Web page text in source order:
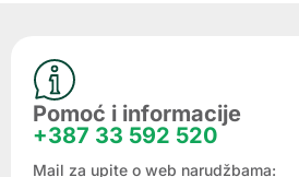
Pomoć i informacije
+387 33 592 520
Mail za upite o web narudžbama: